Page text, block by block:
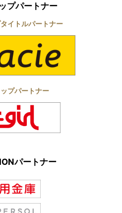
プパートナー
イトルパートナー
プパートナー
パートナー